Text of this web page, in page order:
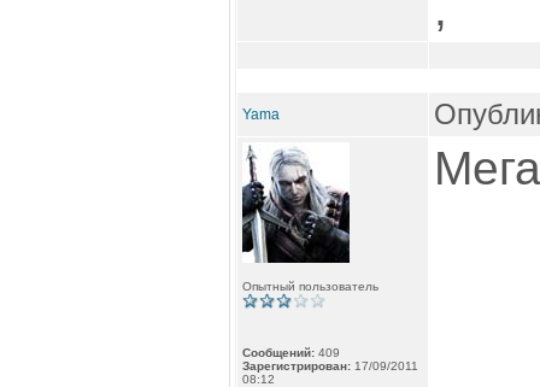
Yama
Опытный пользователь
Сообщений: 409
Зарегистрирован: 17/09/2011
08:12